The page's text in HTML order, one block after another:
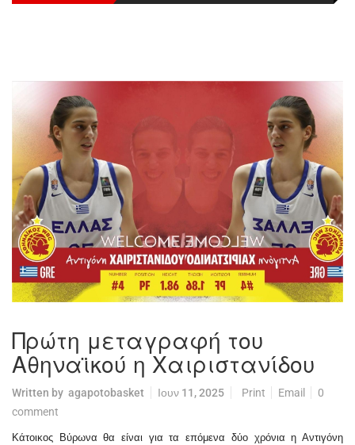
League 1
Πρώτη μεταγραφή του
Αθηναϊκού η Χαιριστανίδου
Written by agapotobasket Ιουν 11, 2025 Print Email
0
comment
Κάτοικος Βύρωνα θα είναι για τα επόμενα δύο χρόνια η Αντιγόνη